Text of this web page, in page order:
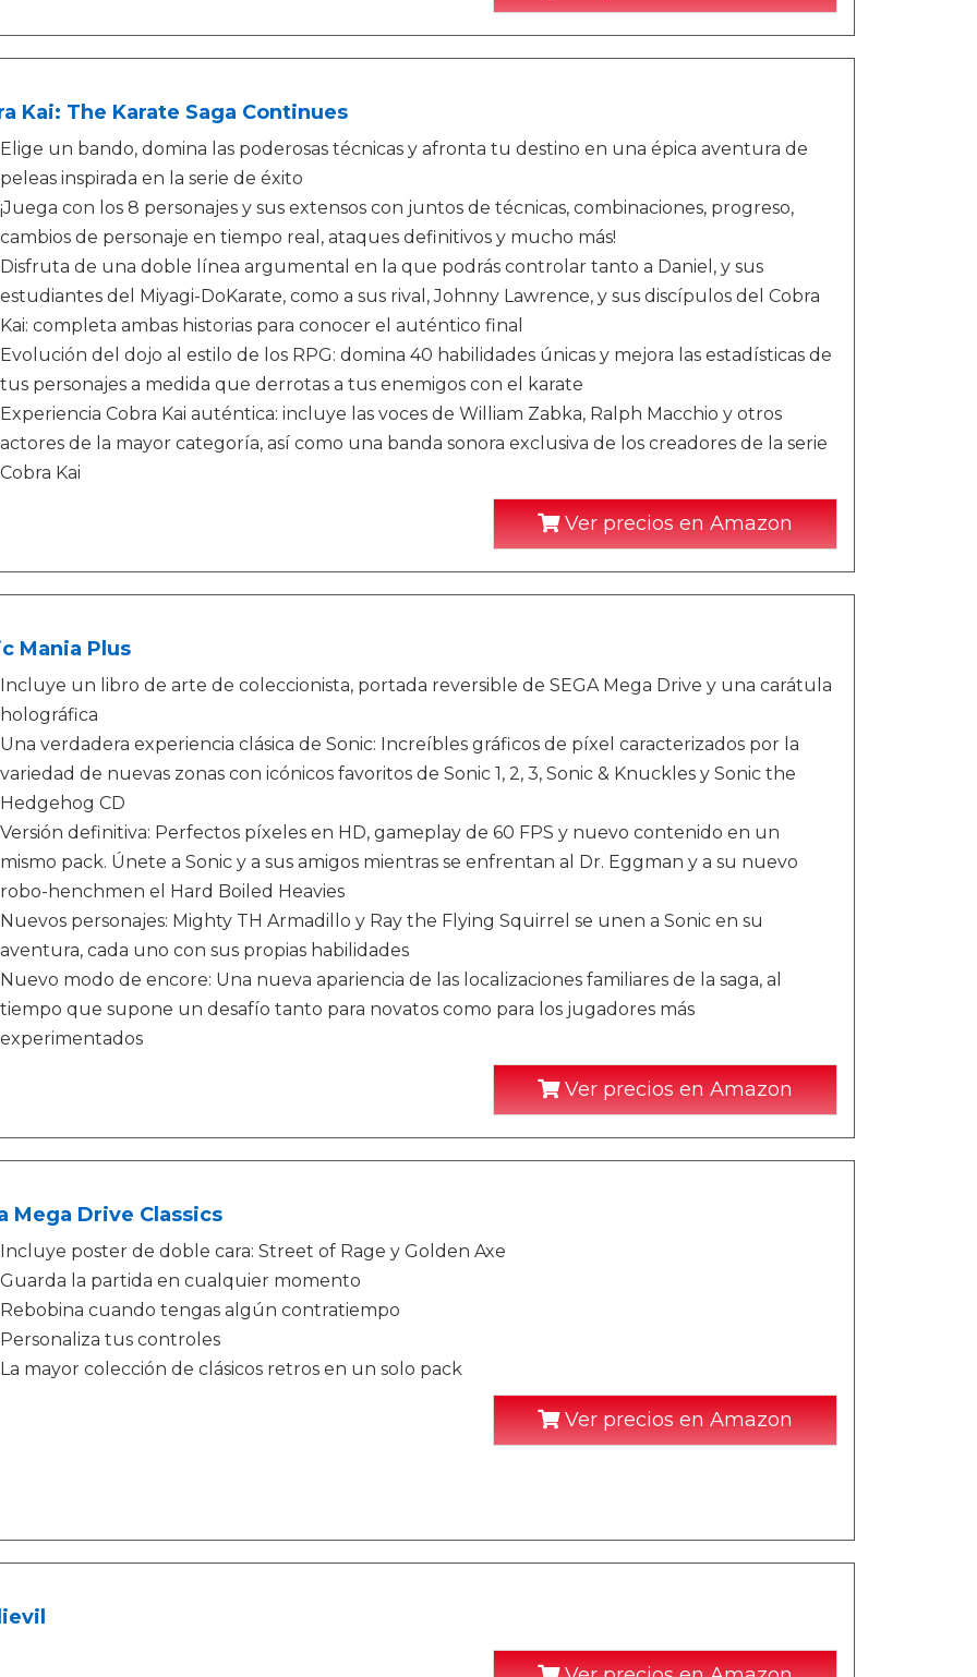
Kai: The Karate Saga Continues
Elige un bando, domina las poderosas técnicas y afronta tu destino en una épica aventura de
peleas inspirada en la serie de éxito
¡Juega con los 8 personajes y sus extensos con juntos de técnicas, combinaciones, progreso,
cambios de personaje en tiempo real, ataques definitivos y mucho más!
Disfruta de una doble línea argumental en la que podrás controlar tanto a Daniel, y sus
estudiantes del Miyagi-DoKarate, como a sus rival, Johnny Lawrence, y sus discípulos del Cobra
Kai: completa ambas historias para conocer el auténtico final
Evolución del dojo al estilo de los RPG: domina 40 habilidades únicas y mejora las estadísticas de
tus personajes a medida que derrotas a tus enemigos con el karate
Experiencia Cobra Kai auténtica: incluye las voces de William Zabka, Ralph Macchio y otros
actores de la mayor categoría, así como una banda sonora exclusiva de los creadores de la serie
Cobra Kai
Ver precios en Amazon
Mania Plus
Incluye un libro de arte de coleccionista, portada reversible de SEGA Mega Drive y una carátula
holográfica
Una verdadera experiencia clásica de Sonic: Increíbles gráficos de píxel caracterizados por la
variedad de nuevas zonas con icónicos favoritos de Sonic 1, 2, 3, Sonic & Knuckles y Sonic the
Hedgehog CD
Versión definitiva: Perfectos píxeles en HD, gameplay de 60 FPS y nuevo contenido en un
mismo pack. Únete a Sonic y a sus amigos mientras se enfrentan al Dr. Eggman y a su nuevo
robo-henchmen el Hard Boiled Heavies
Nuevos personajes: Mighty TH Armadillo y Ray the Flying Squirrel se unen a Sonic en su
aventura, cada uno con sus propias habilidades
Nuevo modo de encore: Una nueva apariencia de las localizaciones familiares de la saga, al
tiempo que supone un desafío tanto para novatos como para los jugadores más
experimentados
Ver precios en Amazon
Mega Drive Classics
Incluye poster de doble cara: Street of Rage y Golden Axe
Guarda la partida en cualquier momento
Rebobina cuando tengas algún contratiempo
Personaliza tus controles
La mayor colección de clásicos retros en un solo pack
Ver precios en Amazon